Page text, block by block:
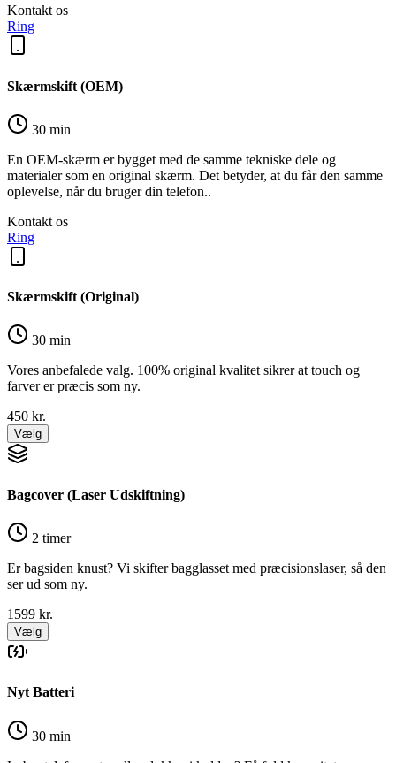
Kontakt os
Ring
Skærmskift (OEM)
30 min
En OEM-skærm er bygget med de samme tekniske dele og
materialer som en original skærm. Det betyder, at du får den samme
oplevelse, når du bruger din telefon..
Kontakt os
Ring
Skærmskift (Original)
30 min
Vores anbefalede valg. 100% original kvalitet sikrer at touch og
farver er præcis som ny.
450 kr.
Vælg
Bagcover (Laser Udskiftning)
2 timer
Er bagsiden knust? Vi skifter bagglasset med præcisionslaser, så den
ser ud som ny.
1599 kr.
Vælg
Nyt Batteri
30 min